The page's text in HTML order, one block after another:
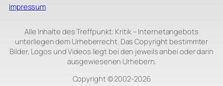
Impressum
Alle Inhalte des Treffpunkt: Kritik – Internetangebots
unterliegen dem Urheberrecht. Das Copyright bestimmter
Bilder, Logos und Videos liegt bei den jeweils anbei oder darin
ausgewiesenen Urhebern.
Copyright © 2002‑2026